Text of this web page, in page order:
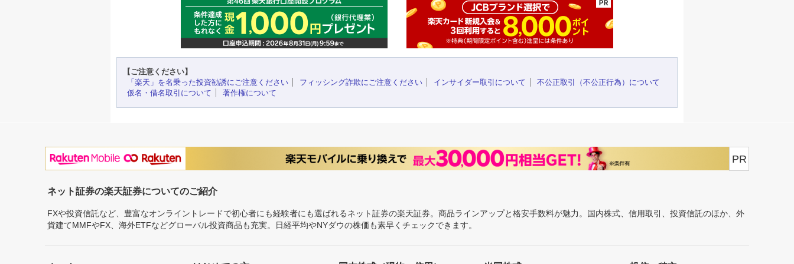
【ご注意ください】
「楽天」を名乗った投資勧誘にご注意ください
フィッシング詐欺にご注意ください インサイダー取引について
不公正取引（不公正行為）について
仮名・借名取引について
著作権について
PR
ネット証券の楽天証券についてのご紹介
FXや投資信託など、豊富なオンライントレードで初心者にも経験者にも選ばれるネット証券の楽天証券。商品ラインアップと格安手数料が魅力。国内株式、信用取引、投資信託のほか、外
貨建てMMFやFX、海外ETFなどグローバル投資商品も充実。日経平均やNYダウの株価も素早くチェックできます。